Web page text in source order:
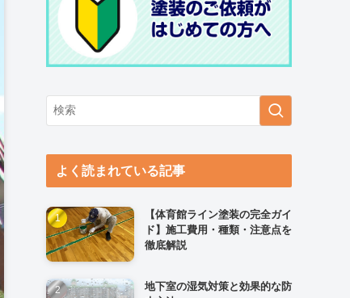
よく読まれている記事
【体育館ライン塗装の完全ガイ
ド】施工費用・種類・注意点を
徹底解説
地下室の湿気対策と効果的な防